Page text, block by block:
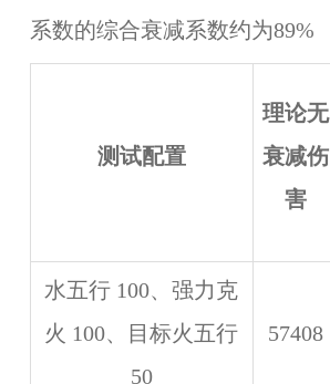
系数的综合衰减系数约为89%
测试配置
理论无
衰减伤
害
水五行 100、强力克
火 100、目标火五行
50
57408